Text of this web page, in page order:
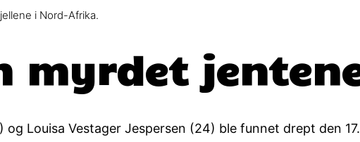
i Nord-Afrika.
myrdet
og Louisa Vestager Jespersen (24) ble funnet drept den